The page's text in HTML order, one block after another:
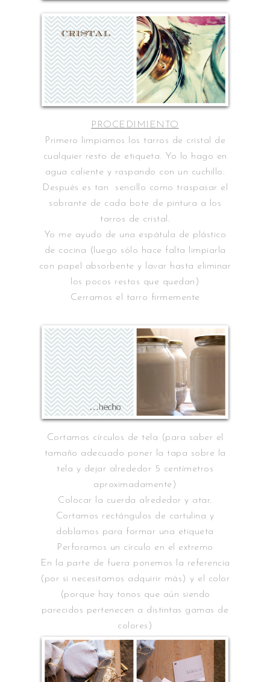
PROCEDIMIENTO
Primero limpiamos los tarros de cristal de
cualquier resto de etiqueta. Yo lo hago en
agua caliente y raspando con un cuchillo.
Después es tan sencillo como traspasar el
sobrante de cada bote de pintura a los
tarros de cristal.
Yo me ayudo de una espátula de plástico
de cocina (luego sólo hace falta limpiarla
con papel absorbente y lavar hasta eliminar
los pocos restos que quedan)
Cerramos el tarro firmemente
Cortamos círculos de tela (para saber el
tamaño adecuado poner la tapa sobre la
tela y dejar alrededor 5 centímetros
aproximadamente)
Colocar la cuerda alrededor y atar.
Cortamos rectángulos de cartulina y
doblamos para formar una etiqueta
Perforamos un círculo en el extremo
En la parte de fuera ponemos la referencia
(por si necesitamos adquirir más) y el color
(porque hay tonos que aún siendo
parecidos pertenecen a distintas gamas de
colores)